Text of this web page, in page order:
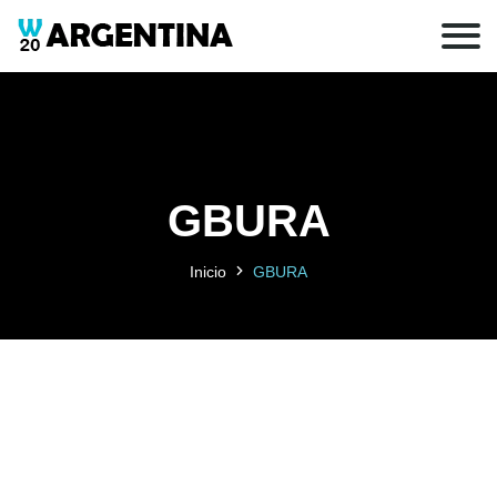
GBURA
Inicio GBURA